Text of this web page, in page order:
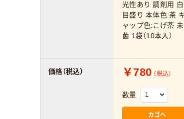
光性あり 調剤用
目盛り 本体色:茶
ャップ色:こげ茶
菌 1袋（10本入）
￥780 （税込）
数量
カゴへ
価格（税込）